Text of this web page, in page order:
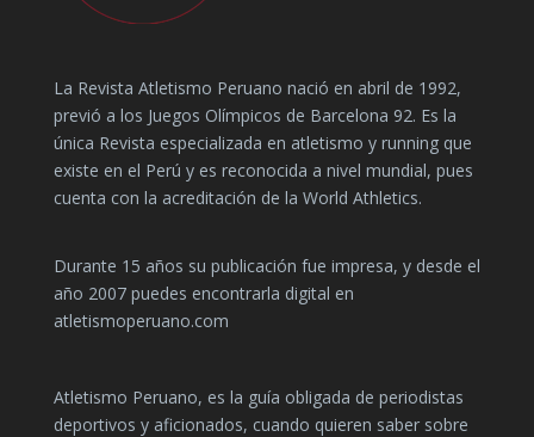
La Revista Atletismo Peruano nació en abril de 1992,
previó a los Juegos Olímpicos de Barcelona 92. Es la
única Revista especializada en atletismo y running que
existe en el Perú y es reconocida a nivel mundial, pues
cuenta con la acreditación de la World Athletics.
Durante 15 años su publicación fue impresa, y desde el
año 2007 puedes encontrarla digital en
atletismoperuano.com
Atletismo Peruano, es la guía obligada de periodistas
deportivos y aficionados, cuando quieren saber sobre